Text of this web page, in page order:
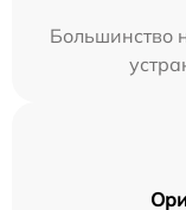
Большинство